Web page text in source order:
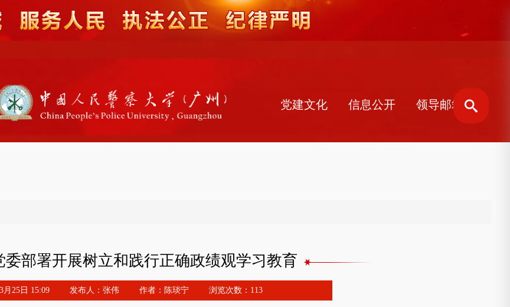
党建文化 信息公开 领导邮箱
委部署开展树立和践行正确政绩观学习教育
月25日 15:09 发布人： 张伟 作者： 陈琰宁 浏览次数： 113